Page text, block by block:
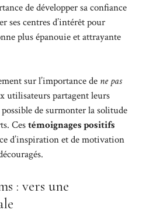
de développer sa confiance
ses centres d’intérêt pour
plus épanouie et attrayante
sur l’importance de ne pas
utilisateurs partagent leurs
de surmonter la solitude
Cestémoignages positifs
d’inspiration et de motivation
: vers une